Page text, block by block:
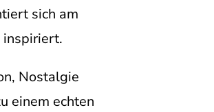
sich am
inspiriert.
Nostalgie
einem echten